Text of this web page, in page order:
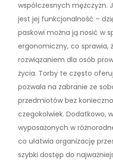
współczesnych mężczyzn.
jest jej funkcjonalność –
paskowi można ją nosić w
ergonomiczny, co sprawia,
rozwiązaniem dla osób
życia. Torby te często
pozwala na zabranie ze
przedmiotów bez
czegokolwiek. Dodatkowo,
wyposażonych w
co ułatwia organizację
szybki dostęp do